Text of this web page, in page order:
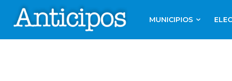
MUNICIPIOS